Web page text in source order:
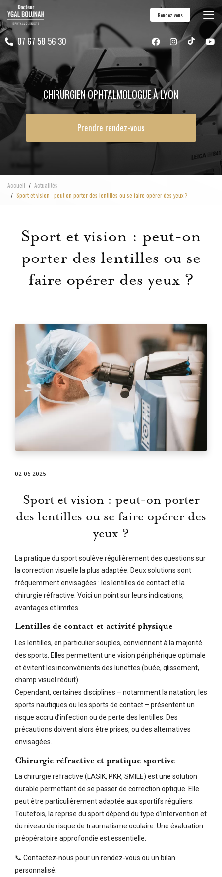
au
contenu
principal07 67 58 56 30
Rendez-vous
CHIRURGIEN OPHTALMOLOGUE À LYON
Prendre rendez-vous
Accueil
Actualités
Sport et vision : peut-on porter des lentilles ou se faire opérer des yeux ?
Sport et vision : peut-on
porter des lentilles ou se
faire opérer des yeux ?
02-06-2025
Sport et vision : peut-on porter
des lentilles ou se faire opérer des
yeux ?
La pratique du sport soulève régulièrement des questions sur
la correction visuelle la plus adaptée. Deux solutions sont
fréquemment envisagées : les lentilles de contact et la
chirurgie réfractive. Voici un point sur leurs indications,
avantages et limites.
Lentilles de contact et activité physique
Les lentilles, en particulier souples, conviennent à la majorité
des sports. Elles permettent une vision périphérique optimale
et évitent les inconvénients des lunettes (buée, glissement,
champ visuel réduit).
Cependant, certaines disciplines – notamment la natation, les
sports nautiques ou les sports de contact – présentent un
risque accru d’infection ou de perte des lentilles. Des
précautions doivent alors être prises, ou des alternatives
envisagées.
Chirurgie réfractive et pratique sportive
La chirurgie réfractive (LASIK, PKR, SMILE) est une solution
durable permettant de se passer de correction optique. Elle
peut être particulièrement adaptée aux sportifs réguliers.
Toutefois, la reprise du sport dépend du type d’intervention et
du niveau de risque de traumatisme oculaire. Une évaluation
préopératoire approfondie est essentielle.
📞 Contactez-nous pour un rendez-vous ou un bilan
personnalisé.